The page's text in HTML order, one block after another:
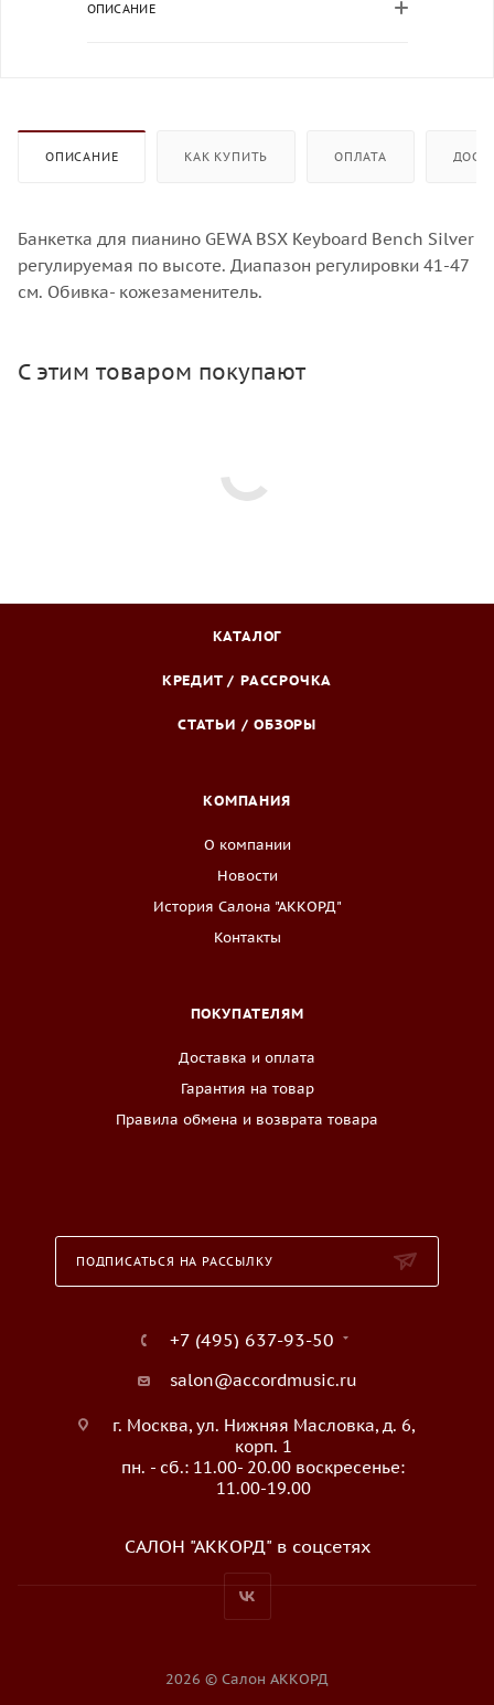
ОПИСАНИЕ
ОПИСАНИЕ КАК КУПИТЬ ОПЛАТА
Банкетка для пианино GEWA BSX Keyboard Bench Silver
регулируемая по высоте. Диапазон регулировки 41-47
см. Обивка- кожезаменитель.
С этим товаром покупают
КАТАЛОГ
КРЕДИТ / РАССРОЧКА
СТАТЬИ / ОБЗОРЫ
КОМПАНИЯ
О компании
Новости
История Салона "АККОРД"
Контакты
ПОКУПАТЕЛЯМ
Доставка и оплата
Гарантия на товар
Правила обмена и возврата товара
ПОДПИСАТЬСЯ НА РАССЫЛКУ
+7 (495) 637-93-50
salon@accordmusic.ru
г. Москва, ул. Нижняя Масловка, д. 6,
корп. 1
пн. - сб.: 11.00- 20.00 воскресенье:
11.00-19.00
САЛОН "АККОРД" в соцсетях
2026 © Салон АККОРД